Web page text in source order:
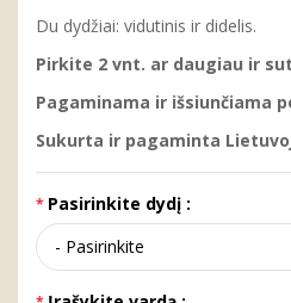
Du dydžiai: vidutinis ir didelis.
Pirkite 2 vnt. ar daugiau ir
Pagaminama ir išsiunčiama
Sukurta ir pagaminta
Pasirinkite dydį :